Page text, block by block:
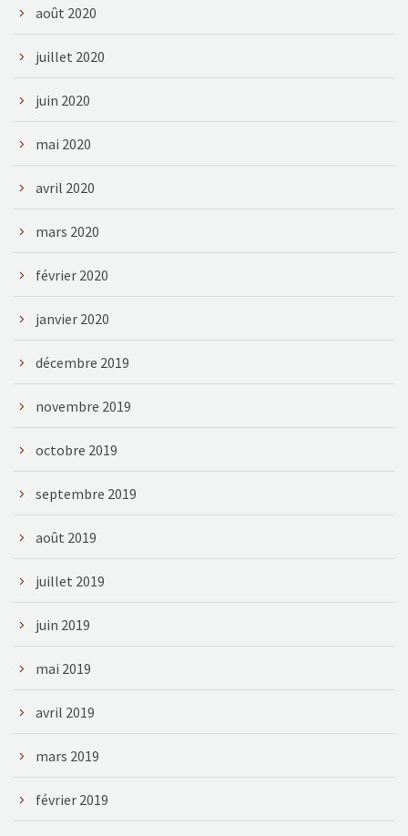
août 2020
juillet 2020
juin 2020
mai 2020
avril 2020
mars 2020
février 2020
janvier 2020
décembre 2019
novembre 2019
octobre 2019
septembre 2019
août 2019
juillet 2019
juin 2019
mai 2019
avril 2019
mars 2019
février 2019